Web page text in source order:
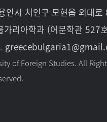
인시 처인구 모현읍 외대
가리아학과 (어문학관 527
of Foreign Studies. All